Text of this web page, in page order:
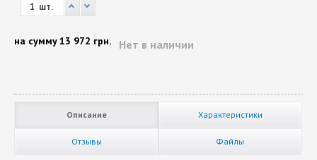
шт.
Нет в наличии
на сумму13 972 грн.
Описание Характеристики
Отзывы Файлы